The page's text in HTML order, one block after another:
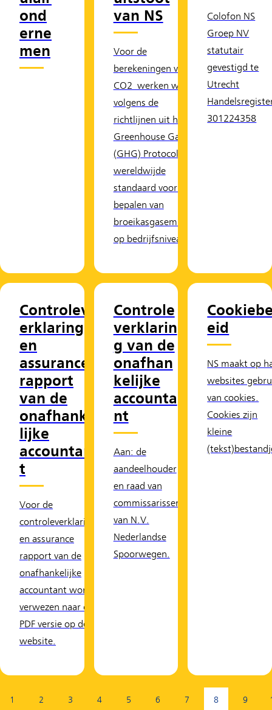
ond
erne
men
van NS
Voor de
berekeningen van
CO2 werken we
volgens de
richtlijnen uit het
Greenhouse Gas
(GHG) Protocol: de
wereldwijde
standaard voor het
bepalen van
broeikasgasemissies
op bedrijfsniveau.
Colofon NS
Groep NV
statutair
gevestigd te
Utrecht
301224358
Controlev
erklaring
en
assurance-
rapport
van de
onafhanke
lijke
accountan
t
Voor de
controleverklaring
en assurance
rapport van de
onafhankelijke
accountant wordt
verwezen naar de
PDF versie op de
website.
Controle
verklarin
g van de
onafhan
kelijke
accounta
nt
Aan: de
aandeelhouder
en raad van
commissarissen
van N.V.
Nederlandse
Spoorwegen.
eid
NS maakt op
websites
van cookies.
Cookies zijn
kleine
1 2 3 4 5 6 7 8(Huidige
9